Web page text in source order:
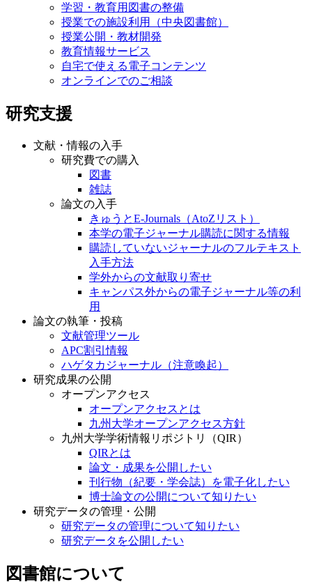
学習・教育用図書の整備
授業での施設利用（中央図書館）
授業公開・教材開発
教育情報サービス
自宅で使える電子コンテンツ
オンラインでのご相談
研究支援
文献・情報の入手
研究費での購入
図書
雑誌
論文の入手
きゅうとE-Journals（AtoZリスト）
本学の電子ジャーナル購読に関する情報
購読していないジャーナルのフルテキスト
入手方法
学外からの文献取り寄せ
キャンパス外からの電子ジャーナル等の利
用
論文の執筆・投稿
文献管理ツール
APC割引情報
ハゲタカジャーナル（注意喚起）
研究成果の公開
オープンアクセス
オープンアクセスとは
九州大学オープンアクセス方針
九州大学学術情報リポジトリ（QIR）
QIRとは
論文・成果を公開したい
刊行物（紀要・学会誌）を電子化したい
博士論文の公開について知りたい
研究データの管理・公開
研究データの管理について知りたい
研究データを公開したい
図書館について